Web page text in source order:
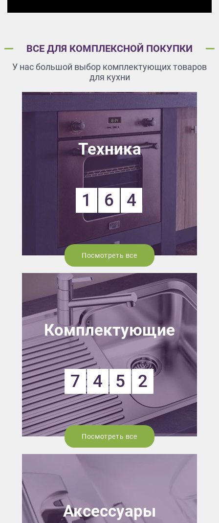
ВСЕ ДЛЯ КОМПЛЕКСНОЙ ПОКУПКИ
У нас большой выбор комплектующих товаров
для кухни
Техника
1 6 4
Посмотреть все
Комплектующие
7 4 5 2
Посмотреть все
Аксессуары